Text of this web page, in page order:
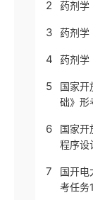
2 药剂学
3 药剂学
4 药剂学
5
国家开
础》形
6
国家
程序设
7
国开电
考任务